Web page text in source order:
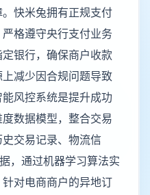
快米兔拥有正规支付
格遵守央行支付业务
银行，确保商户收款
减少因合规问题导致
风控系统是提升成功
数据模型，整合交易
交易记录、物流信
，通过机器学习算法实
对电商商户的异地订